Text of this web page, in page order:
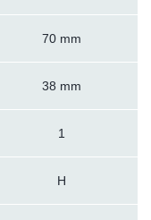
70 mm
38 mm
1
H